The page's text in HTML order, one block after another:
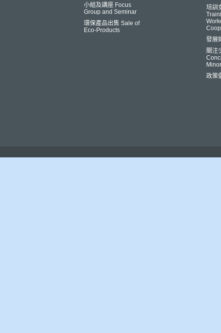
小組及講座 Focus
Group and Seminar
環保產品出售 Sale of
Eco-Products
培訓
發展
關注
政策